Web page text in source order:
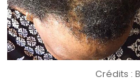
Crédits :